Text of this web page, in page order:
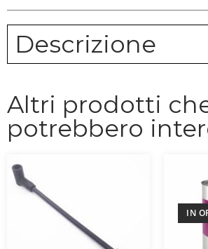
Descrizione
Altri prodotti
potrebbero
IN